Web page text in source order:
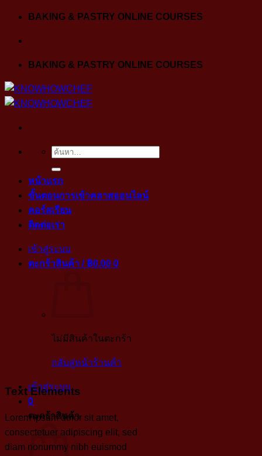
Skip
content
BAKING & PASTRY ONLINE COURSES
BAKING & PASTRY ONLINE COURSES
ค้นหา:
หน้าแรก
ขั้นตอนการเข้าคลาสออนไลน์
คอร์สเรียน
ติดต่อเรา
เข้าสู่ระบบ
ตะกร้าสินค้า / ฿0.00 0
ไม่มีสินค้าในตะกร้า
กลับสู่หน้าร้านค้า
เข้าสู่ระบบ
0
ตะกร้าสินค้า
Text Elements
Lorem ipsum dolor sit amet,
consectetuer adipiscing elit, sed
diam nonummy nibh euismod